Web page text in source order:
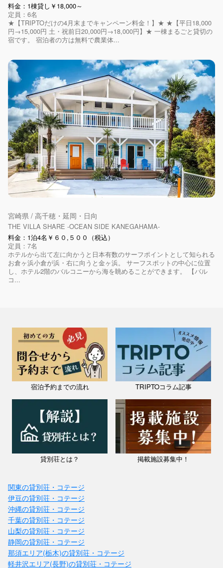
料金：1棟貸し￥18,000～
定員：6名
★【TRIPTOだけの4月末までキャンペーン料金！】★ ★【平日18,000
円→15,000円 土・祝前日20,000円→18,000円】★ 一棟まるごと貸切の
宿です。 宿泊者の方は無料で農業体...
宮崎県 / 高千穂・延岡・日向
THE VILLA SHARE -OCEAN SIDE KANEGAHAMA-
料金：1泊4名￥６０,５００（税込）
定員：7名
ホテルから出て左に向かうと日本有数のサーフポイントとして知られる
お倉ヶ浜小倉が浜・右に向うと金ヶ浜。 サーフスポットの中心に位置
し、ホテル2階のバルコニーから海を眺めることができます。 【バル
コ...
宿泊予約までの流れ TRIPTOコラム記事
貸別荘とは？ 掲載施設募集中！
関東の貸別荘・コテージ
伊豆の貸別荘・コテージ
沖縄の貸別荘・コテージ
千葉の貸別荘・コテージ
山梨の貸別荘・コテージ
静岡の貸別荘・コテージ
那須エリア(栃木)の貸別荘・コテージ
軽井沢エリア(長野)の貸別荘・コテージ